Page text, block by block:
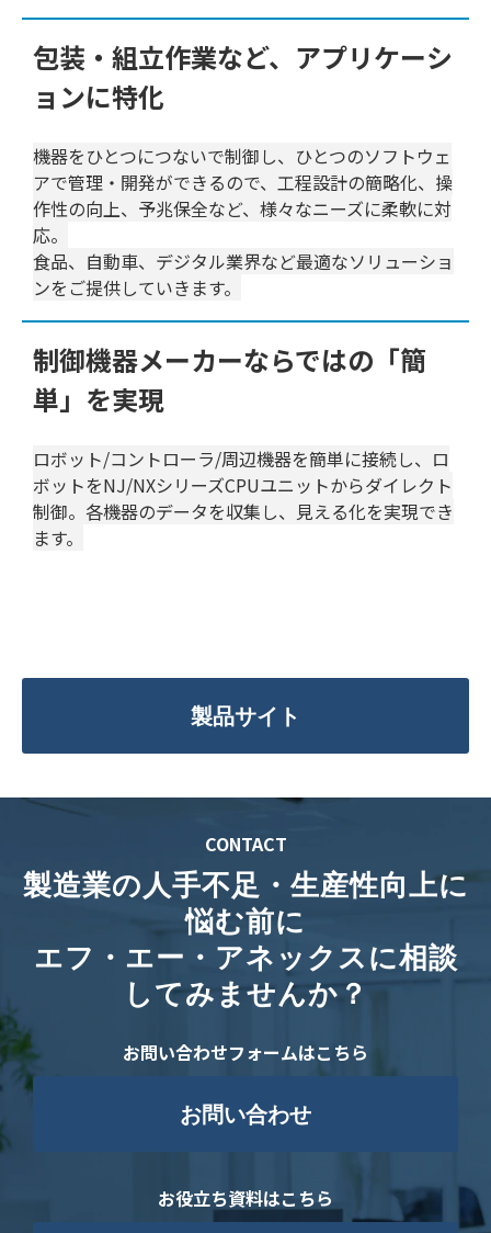
包装・組立作業など、アプリケーシ
ョンに特化
機器をひとつにつないで制御し、ひとつのソフトウェ
アで管理・開発ができるので、工程設計の簡略化、操
作性の向上、予兆保全など、様々なニーズに柔軟に対
応。
食品、自動車、デジタル業界など最適なソリューショ
ンをご提供していきます。
制御機器メーカーならではの「簡
単」を実現
ロボット/コントローラ/周辺機器を簡単に接続し、ロ
ボットをNJ/NXシリーズCPUユニットからダイレクト
制御。各機器のデータを収集し、見える化を実現でき
ます。
製品サイト
CONTACT
製造業の人手不足・生産性向上に
悩む前に
エフ・エー・アネックスに相談
してみませんか？
お問い合わせフォームはこちら
お問い合わせ
お役立ち資料はこちら